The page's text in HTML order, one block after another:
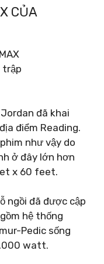
CỦA
trập
đã khai
điểm Reading.
như vậy do
ở đây lớn hơn
x 60 feet.
ngồi đã được cập
hệ thống
Pedic sống
watt.